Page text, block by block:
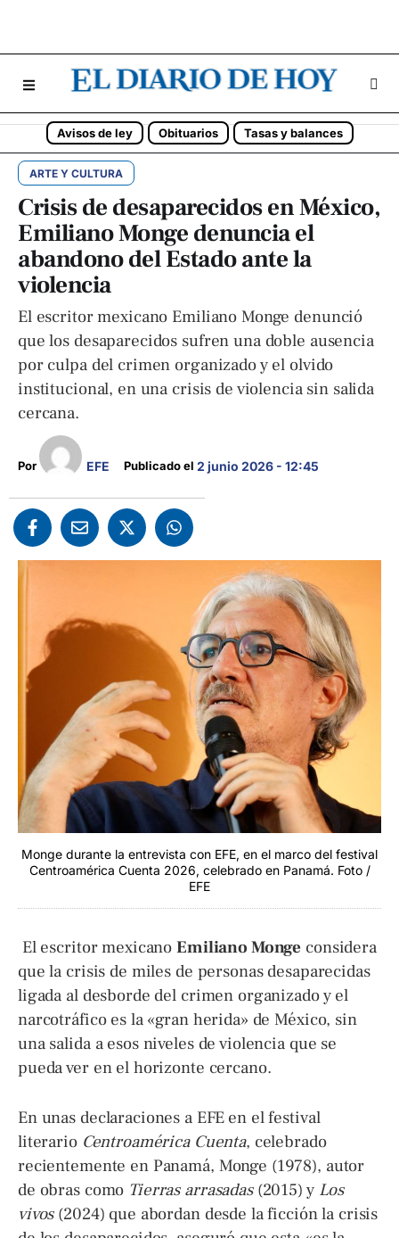
Avisos de ley Obituarios Tasas y balances
ARTE Y CULTURA
Crisis de desaparecidos en México,
Emiliano Monge denuncia el
abandono del Estado ante la
violencia
El escritor mexicano Emiliano Monge denunció
que los desaparecidos sufren una doble ausencia
por culpa del crimen organizado y el olvido
institucional, en una crisis de violencia sin salida
cercana.
Por EFE Publicado el 2 junio 2026 - 12:45
Monge durante la entrevista con EFE, en el marco del festival
Centroamérica Cuenta 2026, celebrado en Panamá. Foto /
EFE
El escritor mexicanoEmiliano Monge considera
que la crisis de miles de personas desaparecidas
ligada al desborde del crimen organizado y el
narcotráfico es la «gran herida» de México, sin
una salida a esos niveles de violencia que se
pueda ver en el horizonte cercano.
En unas declaraciones a EFE en el festival
literario Centroamérica Cuenta, celebrado
recientemente en Panamá, Monge (1978), autor
de obras como Tierras arrasadas(2015) y Los
vivos(2024) que abordan desde la ficción la crisis